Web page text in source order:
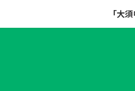
「大